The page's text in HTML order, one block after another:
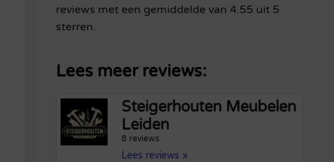
reviews met een gemiddelde van 4.55 uit 5
sterren.
Lees meer reviews:
Steigerhouten Meubelen
Leiden
8 reviews
Lees reviews »